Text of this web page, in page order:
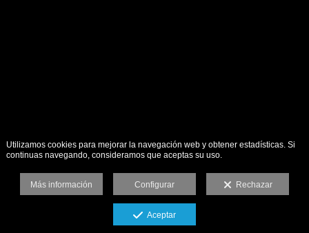
Utilizamos cookies para mejorar la navegación web y obtener estadísticas. Si
continuas navegando, consideramos que aceptas su uso.
Más información Configurar Rechazar
Aceptar